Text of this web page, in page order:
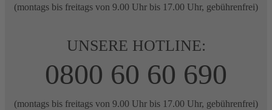
(montags bis freitags von 9.00 Uhr bis 17.00 Uhr, gebührenfrei)
UNSERE HOTLINE:
0800 60 60 690
(montags bis freitags von 9.00 Uhr bis 17.00 Uhr, gebührenfrei)